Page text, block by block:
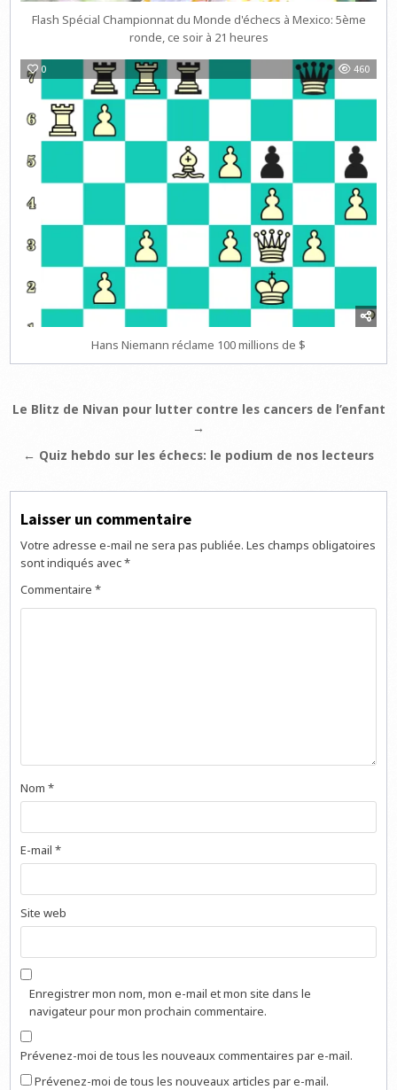
Flash Spécial Championnat du Monde d'échecs à Mexico: 5ème
ronde, ce soir à 21 heures
0 460
Hans Niemann réclame 100 millions de $
Navigation
l’article
Le Blitz de Nivan pour lutter contre les cancers de l’enfant
→
← Quiz hebdo sur les échecs: le podium de nos lecteurs
Laisser un commentaire
Votre adresse e-mail ne sera pas publiée. Les champs obligatoires
sont indiqués avec*
Commentaire*
Nom*
E-mail*
Site web
Enregistrer mon nom, mon e-mail et mon site dans le
navigateur pour mon prochain commentaire.
Prévenez-moi de tous les nouveaux commentaires par e-mail.
Prévenez-moi de tous les nouveaux articles par e-mail.